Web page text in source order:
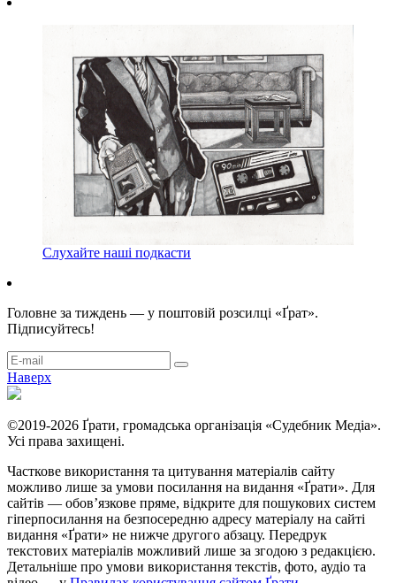
Слухайте наші подкасти
Головне за тиждень — у поштовій розсилці «Ґрат».
Підписуйтесь!
Наверх
©2019-2026 Ґрати, громадська організація «Судебник Медіа».
Усі права захищені.
Часткове використання та цитування матеріалів сайту
можливо лише за умови посилання на видання «Ґрати». Для
сайтів — обовʼязкове пряме, відкрите для пошукових систем
гіперпосилання на безпосередню адресу матеріалу на сайті
видання «Ґрати» не нижче другого абзацу. Передрук
текстових матеріалів можливий лише за згодою з редакцією.
Детальніше про умови використання текстів, фото, аудіо та